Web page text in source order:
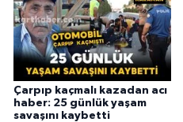
Çarpıp kaçmalı kazadan acı
haber: 25 günlük yaşam
savaşını kaybetti